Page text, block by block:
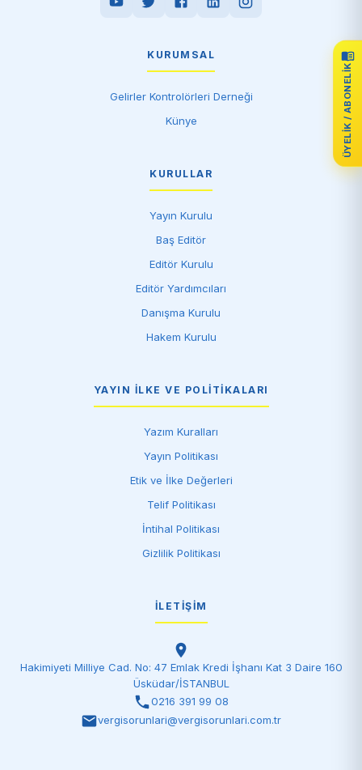
ÜYELIK / ABONELIK
KURUMSAL
Gelirler Kontrolörleri Derneği
Künye
KURULLAR
Yayın Kurulu
Baş Editör
Editör Kurulu
Editör Yardımcıları
Danışma Kurulu
Hakem Kurulu
YAYIN İLKE VE POLITIKALARI
Yazım Kuralları
Yayın Politikası
Etik ve İlke Değerleri
Telif Politikası
İntihal Politikası
Gizlilik Politikası
İLETIŞIM
Hakimiyeti Milliye Cad. No: 47 Emlak Kredi İşhanı Kat 3 Daire 160
Üsküdar/İSTANBUL
0216 391 99 08
vergisorunlari@vergisorunlari.com.tr